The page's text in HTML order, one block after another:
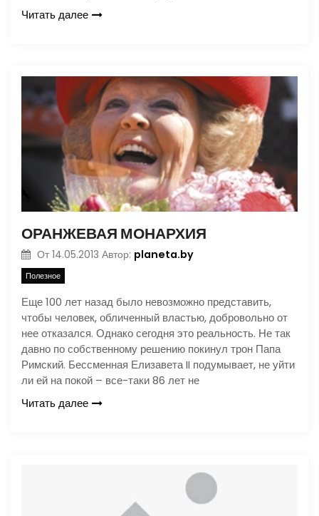
Читать далее
ОРАНЖЕВАЯ МОНАРХИЯ
От 14.05.2013 Автор: planeta.by
Полезное
Еще 100 лет назад было невозможно представить,
чтобы человек, обличенный властью, добровольно от
нее отказался. Однако сегодня это реальность. Не так
давно по собственному решению покинул трон Папа
Римский. Бессменная Елизавета II подумывает, не уйти
ли ей на покой – все-таки 86 лет не
Читать далее